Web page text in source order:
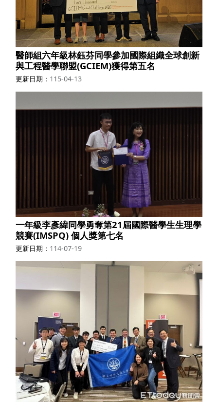
醫師組六年級林鈺芬同學參加國際組織全球創新
與工程醫學聯盟(GCIEM)獲得第五名
更新日期 115-04-13
一年級李彥緯同學勇奪第21屆國際醫學生生理學
競賽(IMSPQ) 個人獎第七名
更新日期 114-07-19